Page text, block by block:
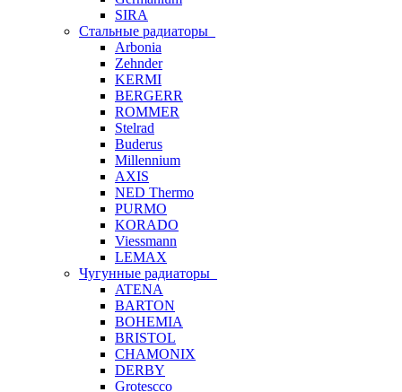
SIRA
Стальные радиаторы
Arbonia
Zehnder
KERMI
BERGERR
ROMMER
Stelrad
Buderus
Millennium
AXIS
NED Thermo
PURMO
KORADO
Viessmann
LEMAX
Чугунные радиаторы
ATENA
BARTON
BOHEMIA
BRISTOL
CHAMONIX
DERBY
Grotescco